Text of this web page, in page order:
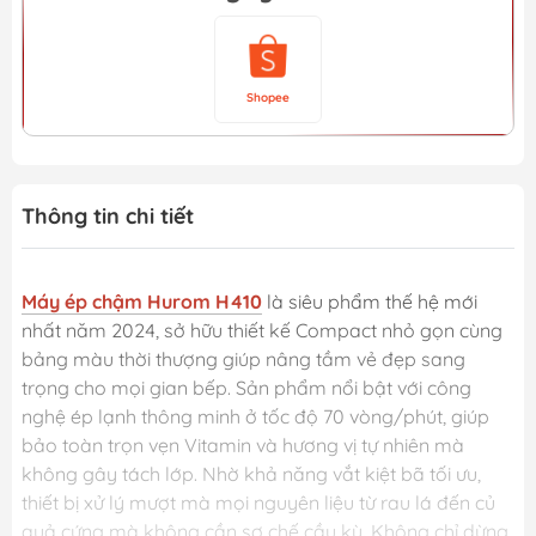
Shopee
Thông tin chi tiết
Máy ép chậm Hurom H410 là siêu phẩm thế hệ mới
nhất năm 2024, sở hữu thiết kế Compact nhỏ gọn cùng
bảng màu thời thượng giúp nâng tầm vẻ đẹp sang
trọng cho mọi gian bếp. Sản phẩm nổi bật với công
nghệ ép lạnh thông minh ở tốc độ 70 vòng/phút, giúp
bảo toàn trọn vẹn Vitamin và hương vị tự nhiên mà
không gây tách lớp. Nhờ khả năng vắt kiệt bã tối ưu,
thiết bị xử lý mượt mà mọi nguyên liệu từ rau lá đến củ
quả cứng mà không cần sơ chế cầu kỳ. Không chỉ dừng